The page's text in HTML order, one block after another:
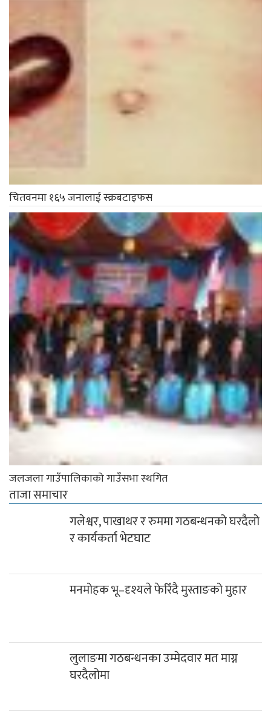
चितवनमा १६५ जनालाई स्क्रबटाइफस
जलजला गाउँपालिकाको गाउँसभा स्थगित
ताजा समाचार
गलेश्वर, पाखाथर र रुममा गठबन्धनको घरदैलो
र कार्यकर्ता भेटघाट
मनमोहक भू–दृश्यले फेरिँदै मुस्ताङको मुहार
लुलाङमा गठबन्धनका उम्मेदवार मत माग्न
घरदैलोमा